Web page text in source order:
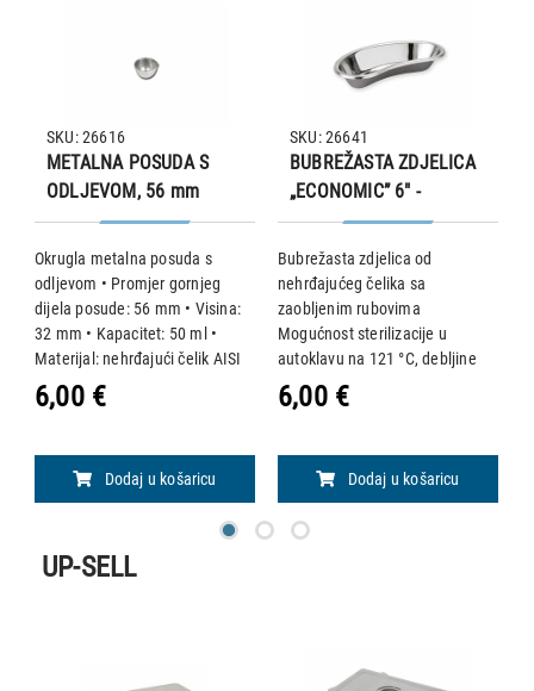
METALNA POSUDA S
ODLJEVOM, 56 mm
Okrugla metalna posuda s
odljevom • Promjer gornjeg
dijela posude: 56 mm • Visina:
32 mm • Kapacitet: 50 ml •
Materijal: nehrđajući čelik AISI
304 Mogućnost sterilizacije u
autoklavu na 121 °C.
SKU: 26616
6,00 €
Dodaj u košaricu
BUBREŽASTA ZDJELICA
„ECONOMIC” 6" -
162x77x31 mm
Bubrežasta zdjelica od
nehrđajućeg čelika sa
zaobljenim rubovima
Mogućnost sterilizacije u
autoklavu na 121 °C, debljine
0,5 mm. • Dimenzije: 162 x 77 x
31 mm • Kapacitet: 190 ml
SKU: 26641
6,00 €
Dodaj u košaricu
UP-SELL